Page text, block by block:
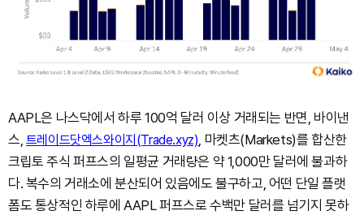
AAPL은 나스닥에서 하루 100억 달러 이상 거래되는 반면, 바이낸
스, 트레이드닷엑스와이지(Trade.xyz), 마켓츠(Markets)를 합산한
크립토 주식 퍼프스의 일평균 거래량은 약 1,000만 달러에 불과하
다. 복수의 거래소에 분산되어 있음에도 불구하고, 어떤 단일 플랫
폼도 통상적인 하루에 AAPL 퍼프스로 수백만 달러를 넘기지 못하